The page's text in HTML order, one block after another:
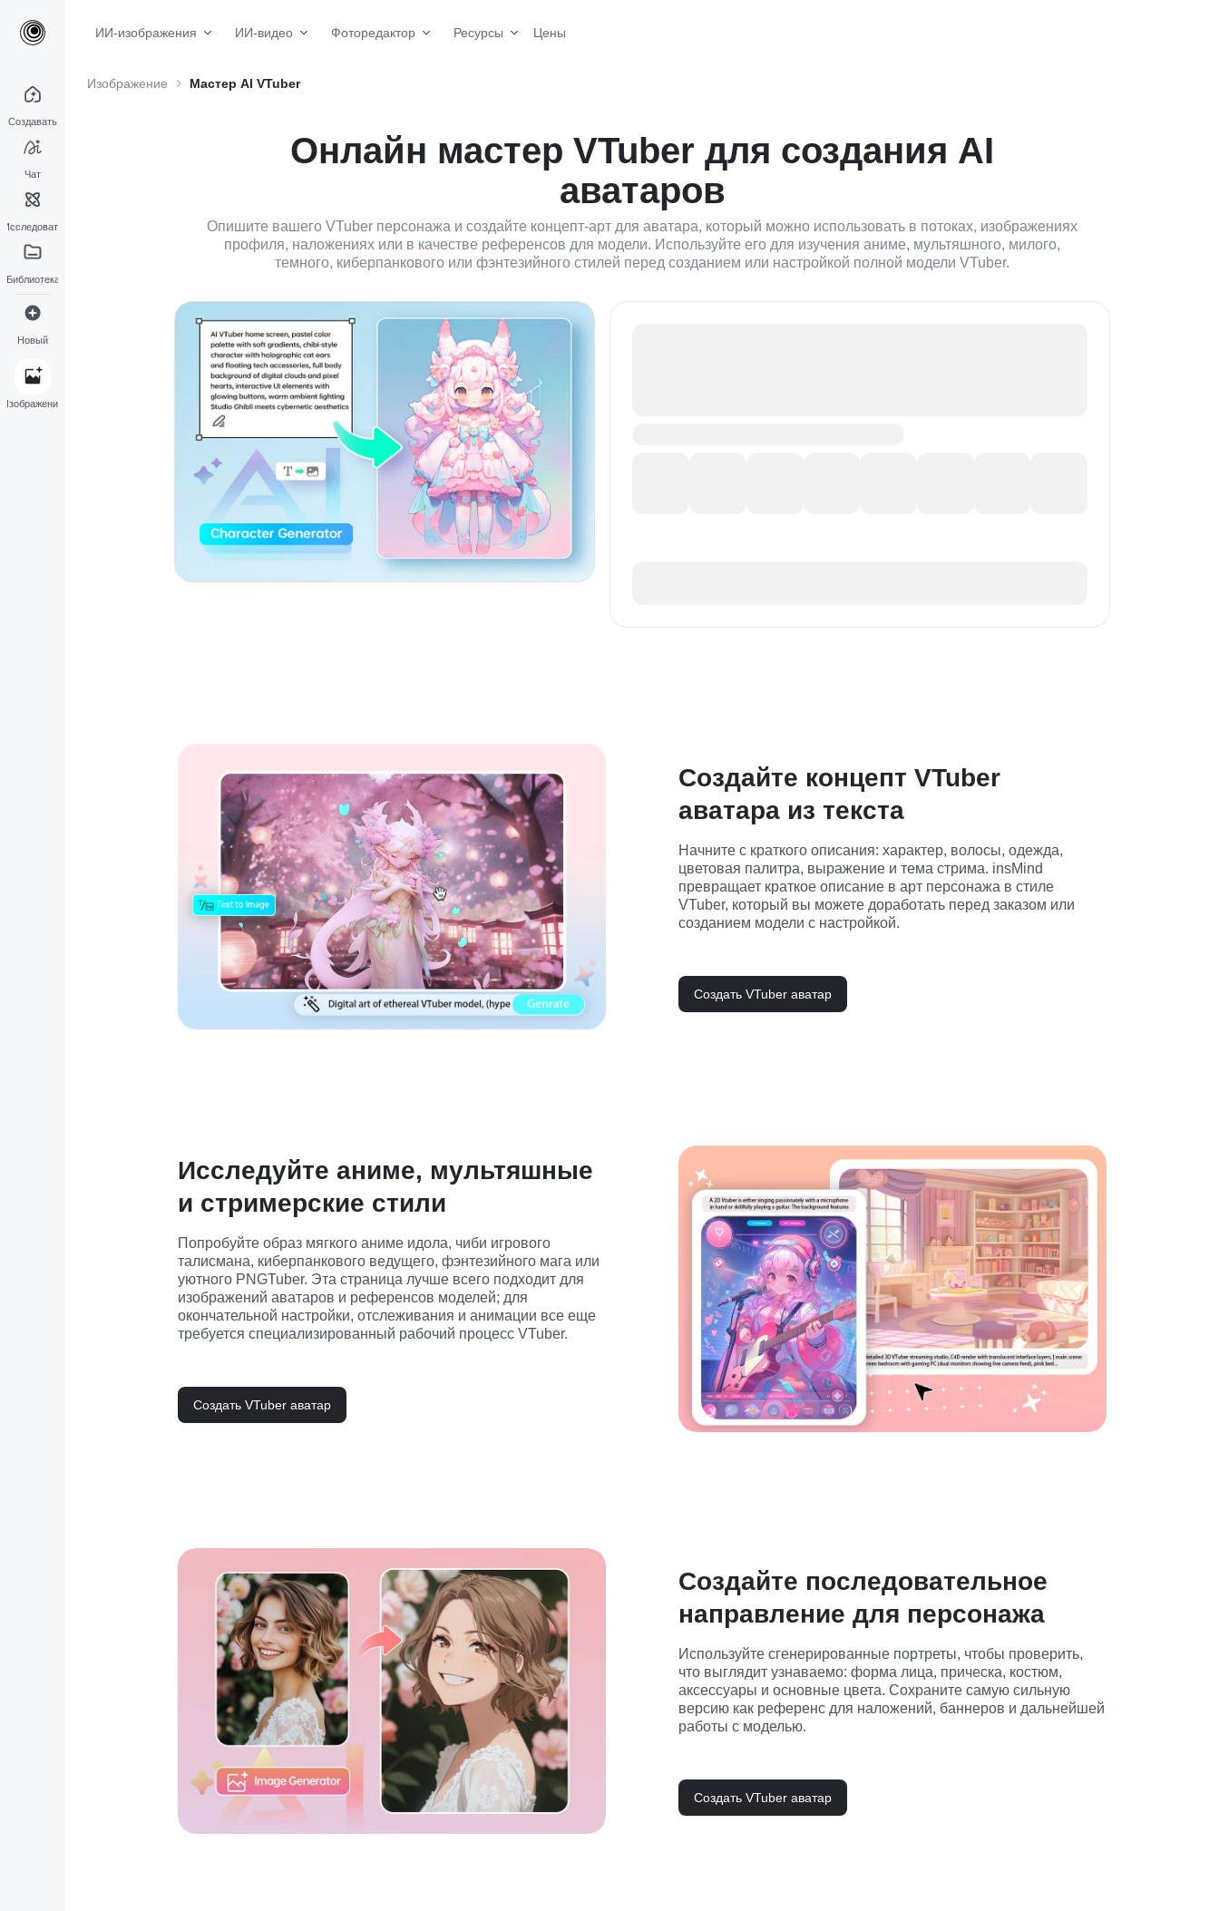
ИИ-изображения ИИ-видео Фоторедактор Ресурсы Цены
Создавать
Чат
Исследовать
Библиотека
Новый
Изображение
Изображение Мастер AI VTuber
Онлайн мастер VTuber для создания AI
аватаров
Опишите вашего VTuber персонажа и создайте концепт-арт для аватара, который можно использовать в потоках, изображениях
профиля, наложениях или в качестве референсов для модели. Используйте его для изучения аниме, мультяшного, милого,
темного, киберпанкового или фэнтезийного стилей перед созданием или настройкой полной модели VTuber.
Создайте концепт VTuber
аватара из текста
Начните с краткого описания: характер, волосы, одежда,
цветовая палитра, выражение и тема стрима. insMind
превращает краткое описание в арт персонажа в стиле
VTuber, который вы можете доработать перед заказом или
созданием модели с настройкой.
Создать VTuber аватар
Исследуйте аниме, мультяшные
и стримерские стили
Попробуйте образ мягкого аниме идола, чиби игрового
талисмана, киберпанкового ведущего, фэнтезийного мага или
уютного PNGTuber. Эта страница лучше всего подходит для
изображений аватаров и референсов моделей; для
окончательной настройки, отслеживания и анимации все еще
требуется специализированный рабочий процесс VTuber.
Создать VTuber аватар
Создайте последовательное
направление для персонажа
Используйте сгенерированные портреты, чтобы проверить,
что выглядит узнаваемо: форма лица, прическа, костюм,
аксессуары и основные цвета. Сохраните самую сильную
версию как референс для наложений, баннеров и дальнейшей
работы с моделью.
Создать VTuber аватар